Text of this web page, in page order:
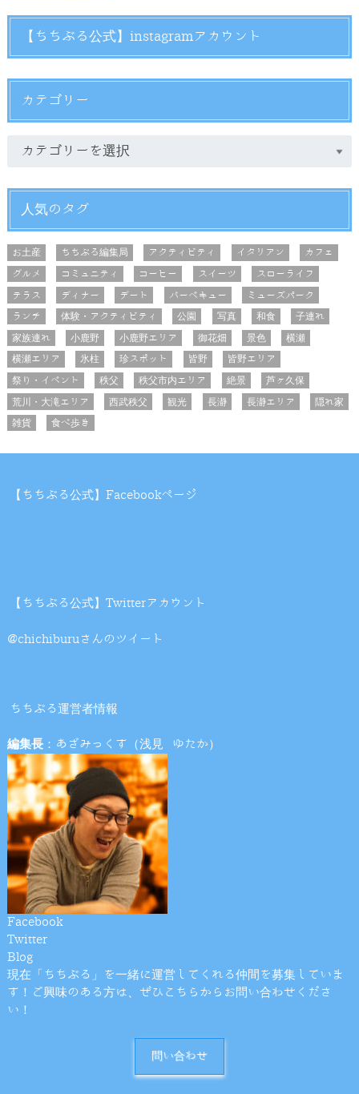
【ちちぶる公式】instagramアカウント
カテゴリー
人気のタグ
お土産 ちちぶる編集局 アクティビティ イタリアン
カフェ
グルメ
コミュニティ コーヒー スイーツ
スローライフ
テラス
ディナー デート バーベキュー
ミューズパーク
ランチ
体験・アクティビティ 公園 写真 和食
子連れ
家族連れ
小鹿野 小鹿野エリア 御花畑 景色
横瀬
横瀬エリア
氷柱 珍スポット 皆野
皆野エリア
祭り・イベント
秩父 秩父市内エリア 絶景
芦ヶ久保
荒川・大滝エリア
西武秩父 観光 長瀞 長瀞エリア
隠れ家
雑貨
食べ歩き
【ちちぶる公式】Facebookページ
【ちちぶる公式】Twitterアカウント
@chichiburuさんのツイート
ちちぶる運営者情報
編集長：あざみっくす（浅見 ゆたか）
Facebook
Twitter
Blog
現在「ちちぶる」を一緒に運営してくれる仲間を募集していま
す！ご興味のある方は、ぜひこちらからお問い合わせくださ
い！
問い合わせ